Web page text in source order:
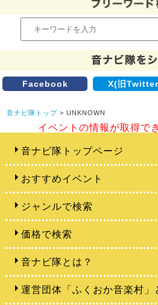
Facebook X(旧
音ナビ隊トップ > UNKNOWN
イベントの情報が取得で
音ナビ隊トップページ
おすすめイベント
ジャンルで検索
価格で検索
音ナビ隊とは？
運営団体「ふくおか音楽村」